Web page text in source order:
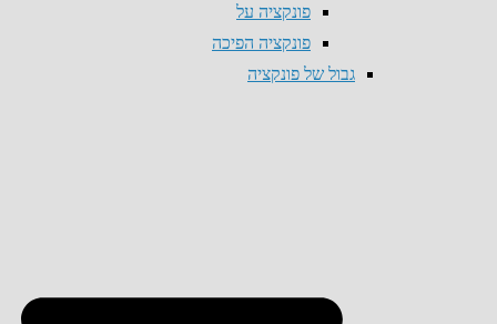
פונקציה על
פונקציה הפיכה
גבול של פונקציה